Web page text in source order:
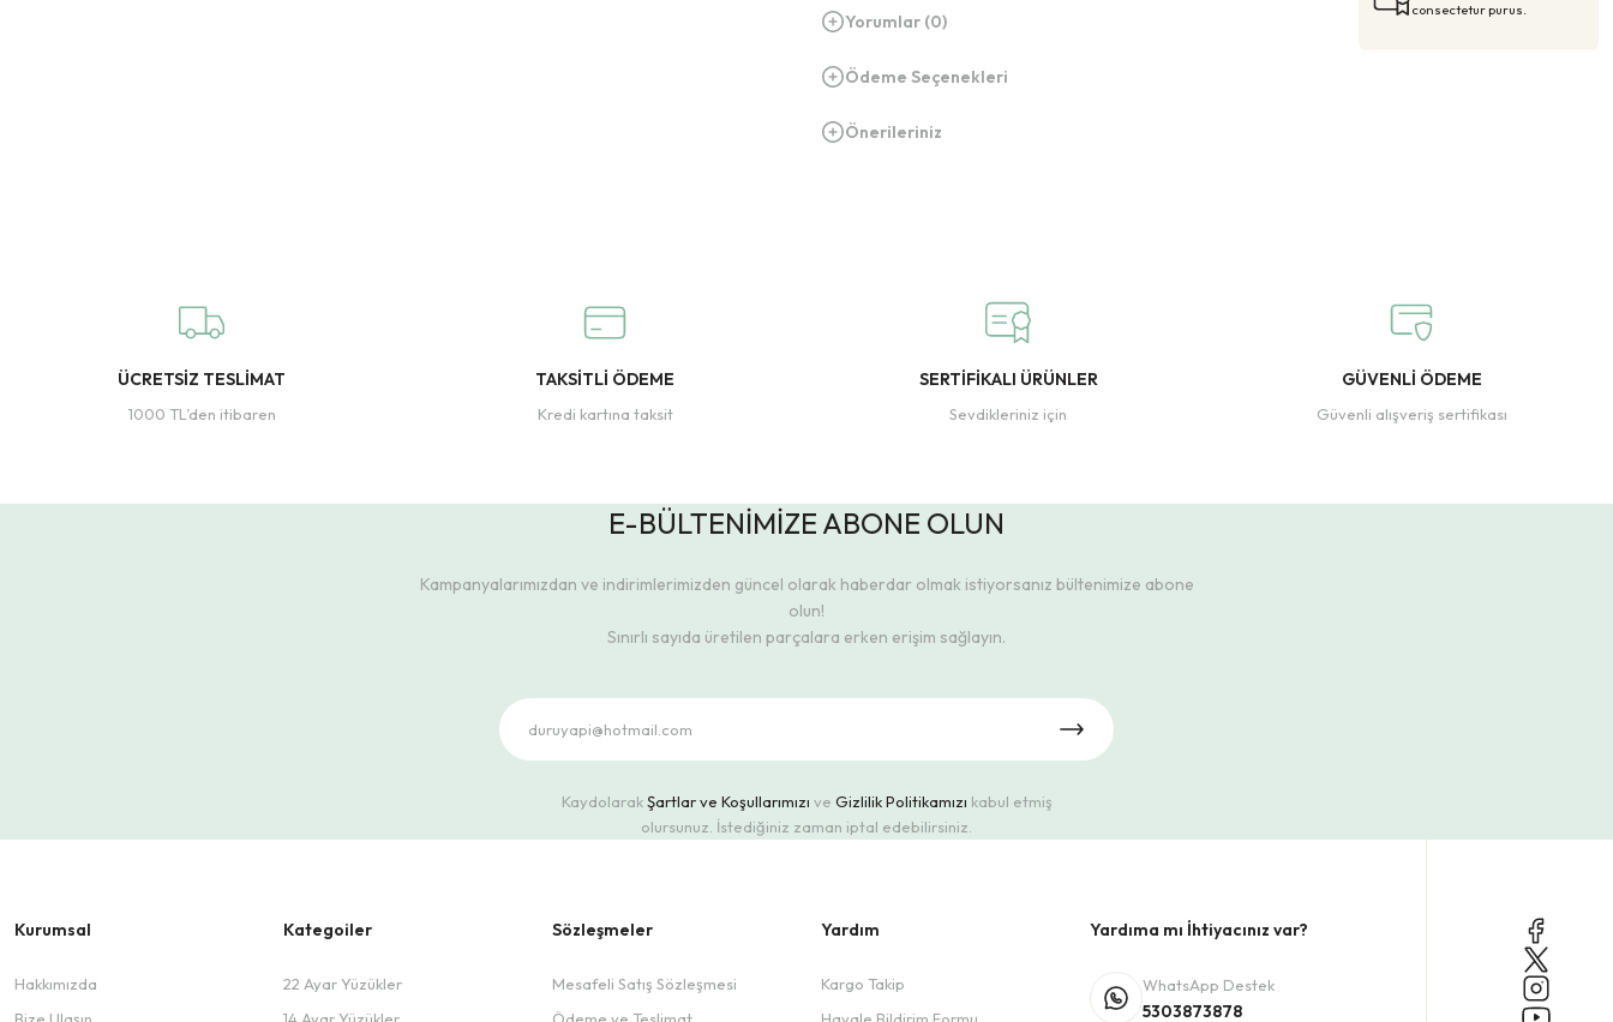
Yorumlar (0)
Ödeme Seçenekleri
Önerileriniz
consectetur purus.
ÜCRETSİZ TESLİMAT
1000 TL’den itibaren
TAKSİTLİ ÖDEME
Kredi kartına taksit
SERTİFİKALI ÜRÜNLER
Sevdikleriniz için
GÜVENLİ ÖDEME
Güvenli alışveriş sertifikası
E-BÜLTENİMİZE ABONE OLUN
Kampanyalarımızdan ve indirimlerimizden güncel olarak haberdar olmak istiyorsanız bültenimize abone
olun!
Sınırlı sayıda üretilen parçalara erken erişim sağlayın.
KaydolarakŞartlar ve Koşullarımızı ve Gizlilik Politikamızı kabul etmiş
olursunuz. İstediğiniz zaman iptal edebilirsiniz.
Kurumsal
Hakkımızda
Kategoiler
22 Ayar Yüzükler
Sözleşmeler
Mesafeli Satış Sözleşmesi
Yardım
Kargo Takip
Yardıma mı İhtiyacınız var?
WhatsApp Destek
5303873878